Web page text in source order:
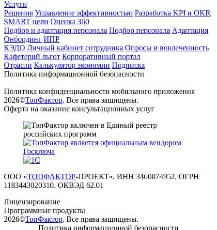
Услуги
Решения Управление эффективностью Разработка KPI и OKR
SMART цели Оценка 360
Подбор и адаптация персонала Подбор персонала Адаптация
Онбординг ИПР
КЭДО Личный кабинет сотрудника Опросы и вовлеченность
Кафетерий льгот Корпоративный портал
Отрасли Калькулятор экономии Подписка
Политика информационной безопасности
Политика конфиденциальности мобильного приложения
2026©ТопФактор. Все права защищены.
Оферта на оказание консультационных услуг
ООО «ТОПФАКТОР-ПРОЕКТ», ИНН 3460074952, ОГРН
1183443020310. ОКВЭД 62.01
Лицензирование
Программные продукты
2026©ТопФактор. Все права защищены.
Политика информационной безопасности